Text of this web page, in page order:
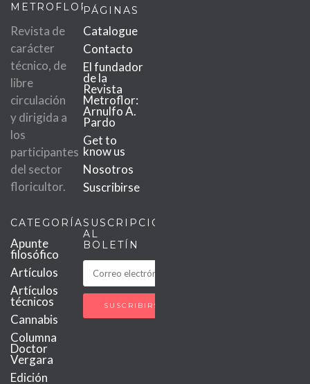
METROFLOR
Revista de
carácter
técnico, de
libre
circulación
y dirigida a
los
participantes
del sector
floricultor.
PÁGINAS
Catalogue
Contacto
El fundador
de la
Revista
Metroflor:
Arnulfo A.
Pardo
Get to
know us
Nosotros
Suscribirse
CATEGORÍAS
Apunte
filosófico
Artículos
Artículos
técnicos
Cannabis
Columna
Doctor
Vergara
Edición
SUSCRIPCIÓN
AL
BOLETÍN